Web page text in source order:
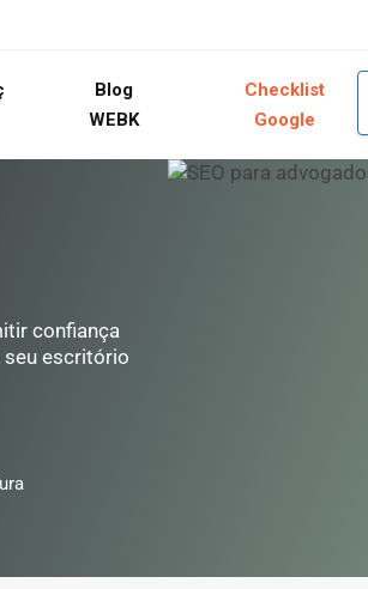
Blog
WEBK
Checklist
Google
confiança
seu escritório